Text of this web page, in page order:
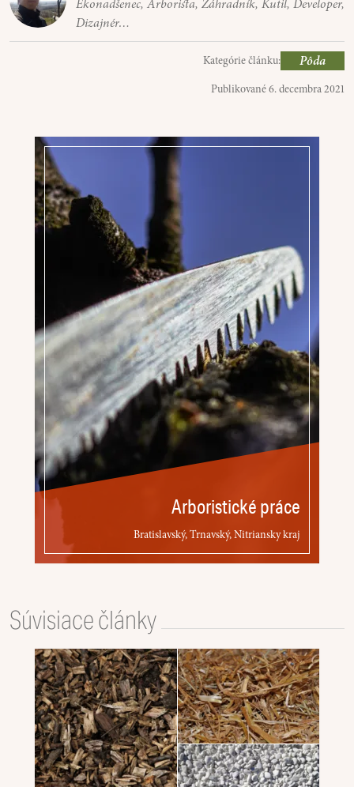
Ekonadšenec, Arborista, Záhradník, Kutil, Developer,
Dizajnér…
Kategórie článku: Pôda
Publikované6. decembra 2021
Arboristické práce
Bratislavský, Trnavský, Nitriansky kraj
Súvisiace články